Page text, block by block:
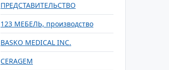
ПРЕДСТАВИТЕЛЬСТВО
123 МЕБЕЛЬ, производство
BASKO MEDICAL INC.
CERAGEM